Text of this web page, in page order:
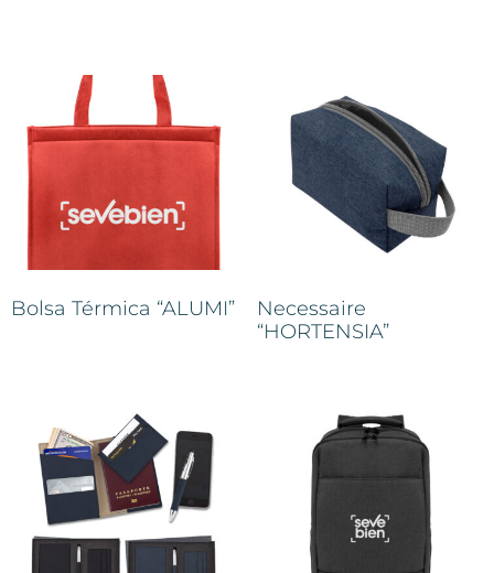
Bolsa Térmica “ALUMI”
Necessaire
“HORTENSIA”